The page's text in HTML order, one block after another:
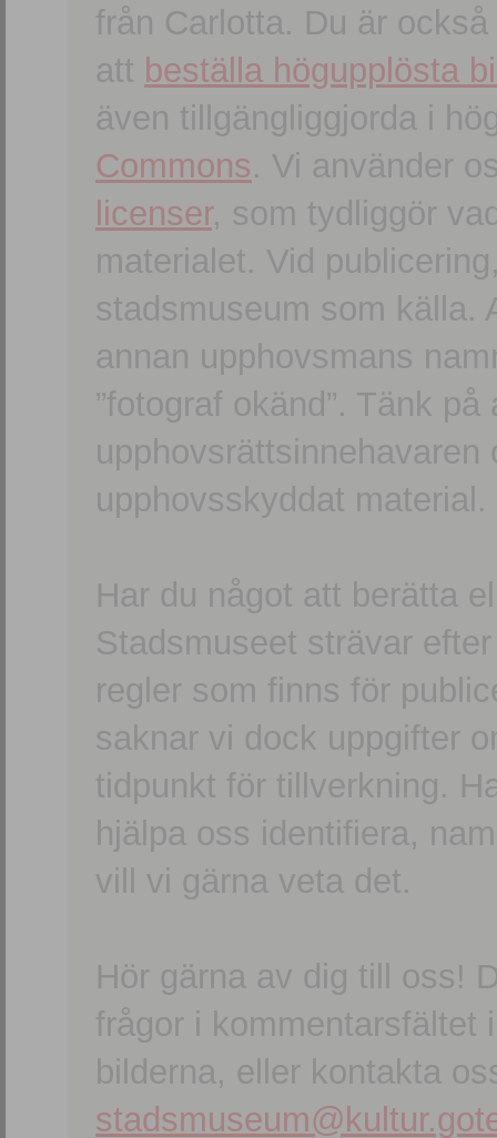
från Carlotta. Du är
att beställa högupplösta
även tillgängliggjorda i
Commons. Vi använder
licenser, som tydliggör
materialet. Vid
stadsmuseum som källa.
annan upphovsmans
”fotograf okänd”. Tänk
upphovsskyddat material.
Har du något att berätta
Stadsmuseet strävar
regler som finns för
saknar vi dock uppgifter
tidpunkt för tillverkning.
hjälpa oss identifiera,
vill vi gärna veta det.
Hör gärna av dig till oss!
frågor i kommentarsfältet
bilderna, eller kontakta